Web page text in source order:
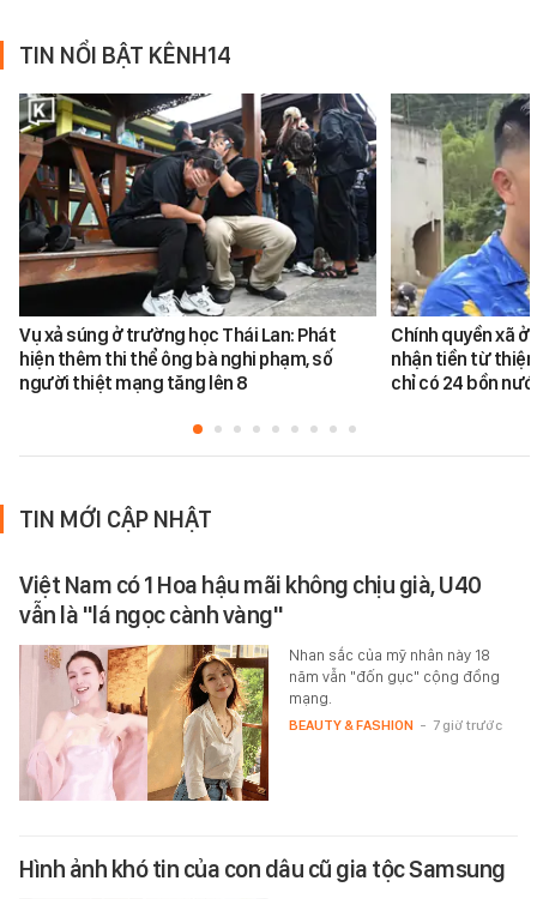
TIN NỔI BẬT KÊNH14
Vụ xả súng ở trường học Thái Lan: Phát
hiện thêm thi thể ông bà nghi phạm, số
người thiệt mạng tăng lên 8
Chính quyền xã ở
nhận tiền từ thiện
chỉ có 24 bồn
TIN MỚI CẬP NHẬT
Việt Nam có 1 Hoa hậu mãi không chịu già, U40
vẫn là "lá ngọc cành vàng"
Nhan sắc của mỹ nhân này 18
năm vẫn "đốn gục" cộng đồng
mạng.
BEAUTY & FASHION - 7 giờ trước
Hình ảnh khó tin của con dâu cũ gia tộc Samsung